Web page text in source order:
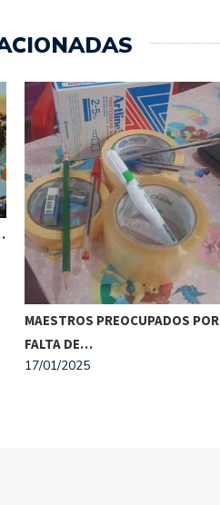
MAESTROS PREOCUPADOS POR
FALTA DE…
17/01/2025